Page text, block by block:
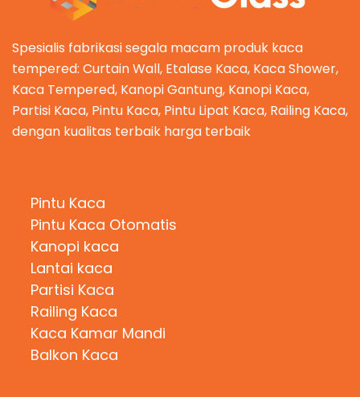
Spesialis fabrikasi segala macam produk kaca
tempered: Curtain Wall, Etalase Kaca, Kaca Shower,
Kaca Tempered, Kanopi Gantung, Kanopi Kaca,
Partisi Kaca, Pintu Kaca, Pintu Lipat Kaca, Railing Kaca,
dengan kualitas terbaik harga terbaik
Pintu Kaca
Pintu Kaca Otomatis
Kanopi kaca
Lantai kaca
Partisi Kaca
Railing Kaca
Kaca Kamar Mandi
Balkon Kaca